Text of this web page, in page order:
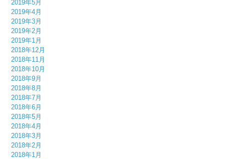
2019年5月
2019年4月
2019年3月
2019年2月
2019年1月
2018年12月
2018年11月
2018年10月
2018年9月
2018年8月
2018年7月
2018年6月
2018年5月
2018年4月
2018年3月
2018年2月
2018年1月